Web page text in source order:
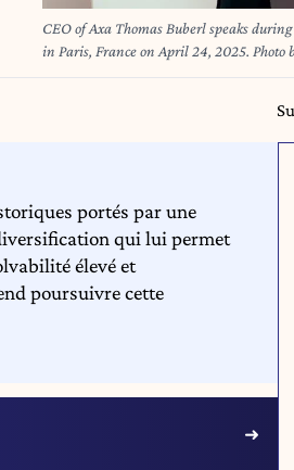
CEO of Axa Thomas Buberl speaks
in Paris, France on April 24, 2025. Photo
portés par une
qui lui permet
élevé et
poursuivre cette